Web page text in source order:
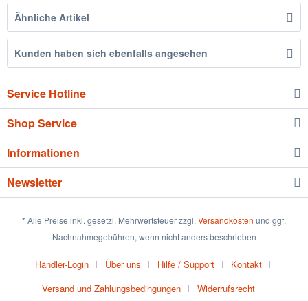
Ähnliche Artikel
Kunden haben sich ebenfalls angesehen
Service Hotline
Shop Service
Informationen
Newsletter
* Alle Preise inkl. gesetzl. Mehrwertsteuer zzgl. Versandkosten und ggf.
Nachnahmegebühren, wenn nicht anders beschrieben
Händler-Login Über uns Hilfe / Support
Kontakt
Versand und Zahlungsbedingungen
Widerrufsrecht